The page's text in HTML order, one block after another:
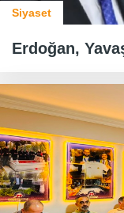
Siyaset
Erdoğan,